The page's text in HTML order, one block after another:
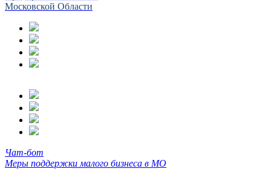
Московской Области
Чат-бот
Меры поддержки малого бизнеса в МО